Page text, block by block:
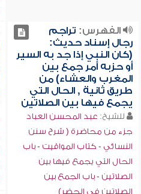
الفهرس: تراجم
رجال إسناد حديث:
(كان النبي إذا جد به السير
أو حزبه أمر جمع بين
المغرب والعشاء) من
طريق ثانية , الحال التي
يجمع فيها بين الصلاتين
للشيخ: عبد المحسن العباد
جزء من محاضرة ( شرح سنن
النسائي - كتاب المواقيت - باب
الحال التي يجمع فيها بين
الصلاتين - باب الجمع بين
الصلاتين في الحضر)